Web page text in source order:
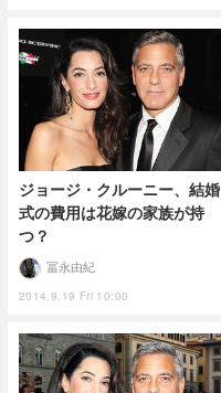
ジョージ・クルーニー、結婚
式の費用は花嫁の家族が持
つ？
2014.9.19 Fri 10:00
冨永由紀